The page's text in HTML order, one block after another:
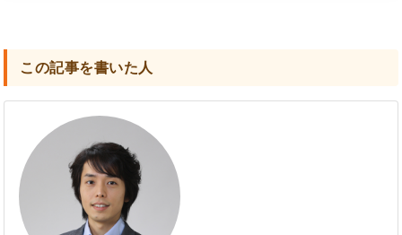
この記事を書いた人